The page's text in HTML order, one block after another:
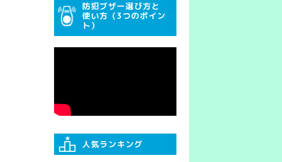
防犯ブザー選び方と
使い方（3つのポイン
ト）
人気ランキング